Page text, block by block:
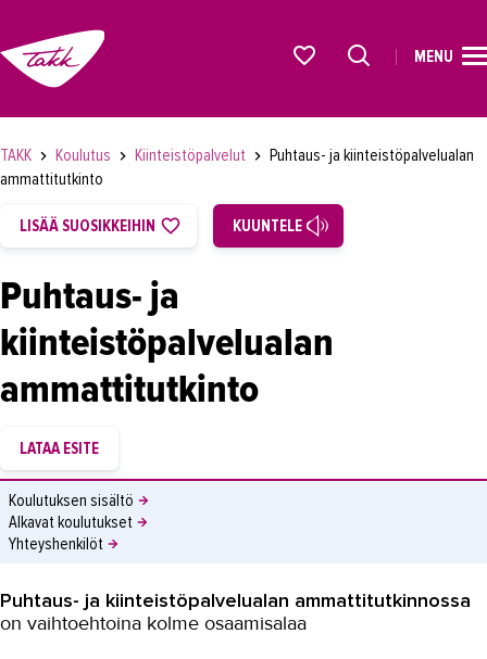
OPISKELIJAKSI
YRITYKSILLE
AJANKOHTAISTA
OMA TAKK
YHTEYSTIEDOT
IN ENGLISH
MENU
TAKK Koulutus Kiinteistöpalvelut
Puhtaus- ja kiinteistöpalvelualan
ammattitutkinto
LISÄÄ SUOSIKKEIHIN KUUNTELE
Puhtaus- ja
kiinteistöpalvelualan
ammattitutkinto
Koulutuksen sisältö
Alkavat koulutukset
Yhteyshenkilöt
Puhtaus- ja kiinteistöpalvelualan ammattitutkinnossa
on vaihtoehtoina kolme osaamisalaa